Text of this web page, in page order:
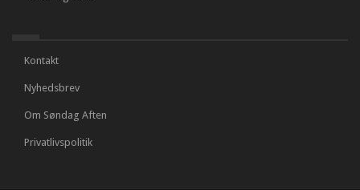
Kontakt
Nyhedsbrev
Om Søndag Aften
Privatlivspolitik